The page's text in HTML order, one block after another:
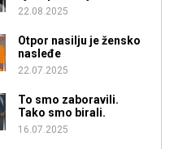
22.08.2025
Otpor nasilju je žensko
nasleđe
22.07.2025
To smo zaboravili.
Tako smo birali.
16.07.2025